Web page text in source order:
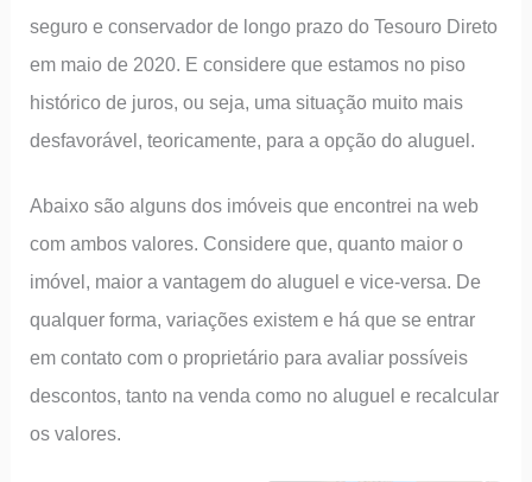
seguro e conservador de longo prazo do Tesouro Direto
em maio de 2020. E considere que estamos no piso
histórico de juros, ou seja, uma situação muito mais
desfavorável, teoricamente, para a opção do aluguel.
Abaixo são alguns dos imóveis que encontrei na web
com ambos valores. Considere que, quanto maior o
imóvel, maior a vantagem do aluguel e vice-versa. De
qualquer forma, variações existem e há que se entrar
em contato com o proprietário para avaliar possíveis
descontos, tanto na venda como no aluguel e recalcular
os valores.